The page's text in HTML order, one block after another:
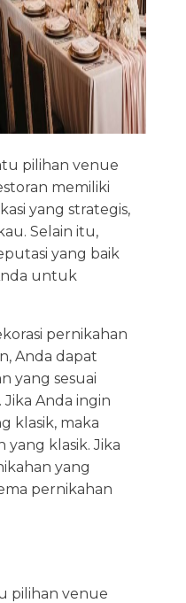
pilihan venue
memiliki
yang strategis,
Selain itu,
yang baik
untuk
pernikahan
Anda dapat
yang sesuai
Anda ingin
klasik, maka
klasik. Jika
yang
pernikahan
pilihan venue